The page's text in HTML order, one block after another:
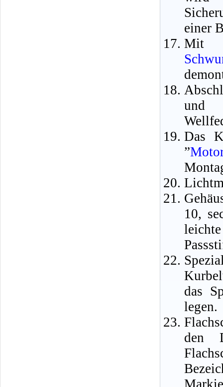
einer
Mit
und
Das
”
10,
das
legen.
den